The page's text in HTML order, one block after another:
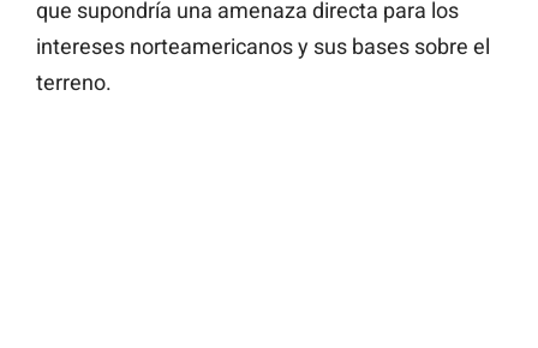
que supondría una amenaza directa para los
intereses norteamericanos y sus bases sobre el
terreno.